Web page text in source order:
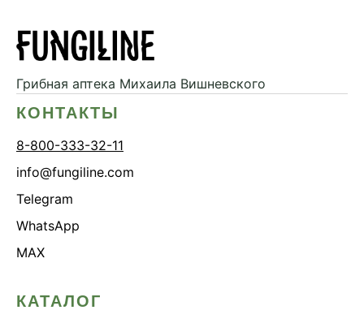
Грибная аптека Михаила Вишневского
КОНТАКТЫ
8-800-333-32-11
info@fungiline.com
Telegram
WhatsApp
MAX
КАТАЛОГ